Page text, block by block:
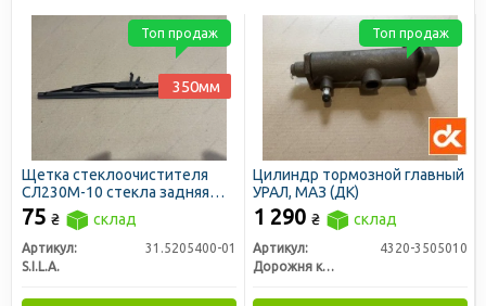
Щетка стеклоочистителя
СЛ230М-10 стекла задняя
МТЗ-80/82,УРАЛ и др. под
крюк 350мм (пр-во SILA)
75 ₴ склад
Артикул:
31.5205400-01
S.I.L.A.
Топ продаж
350мм
Цилиндр тормозной главный
УРАЛ, МАЗ (ДК)
1 290 ₴ склад
Артикул:
4320-3505010
Дорожня карта
Топ продаж